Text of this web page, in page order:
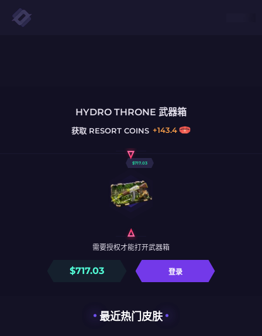
HYDRO THRONE 武器箱
获取 RESORT COINS +143.4
$717.03
$717.03 登录
需要授权才能打开武器箱
最近热门皮肤